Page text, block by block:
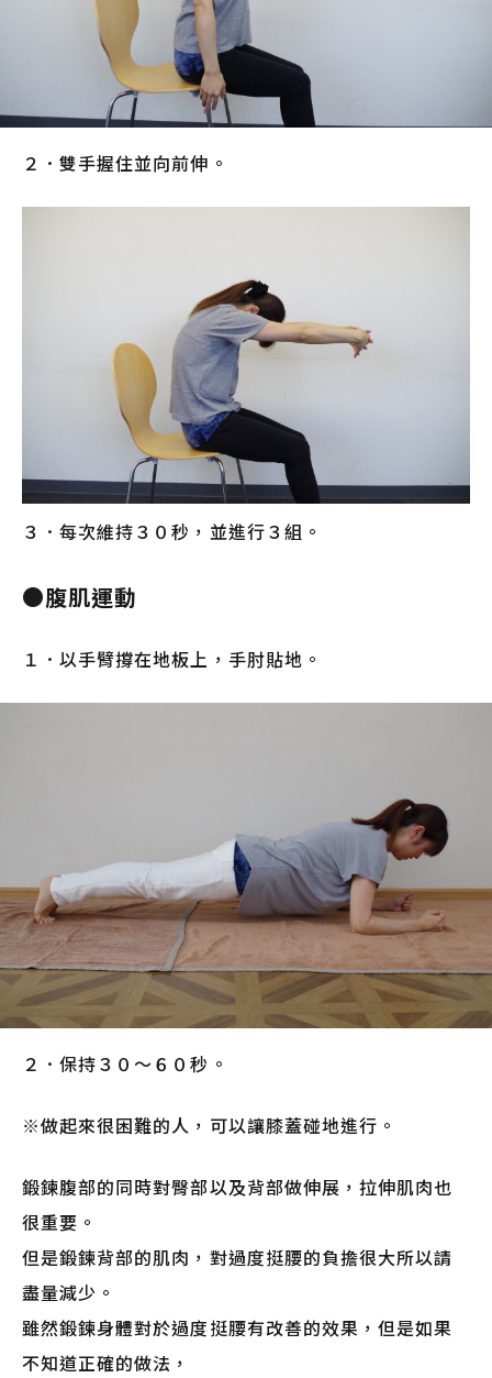
２．雙手握住並向前伸。
３．每次維持３０秒，並進行３組。
●腹肌運動
１．以手臂撐在地板上，手肘貼地。
２．保持３０～６０秒。
※做起來很困難的人，可以讓膝蓋碰地進行。
鍛鍊腹部的同時對臀部以及背部做伸展，拉伸肌肉也
很重要。
但是鍛鍊背部的肌肉，對過度挺腰的負擔很大所以請
盡量減少。
雖然鍛鍊身體對於過度挺腰有改善的效果，但是如果
不知道正確的做法，